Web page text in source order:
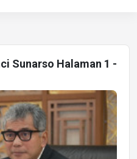
Sunarso Halaman 1 -